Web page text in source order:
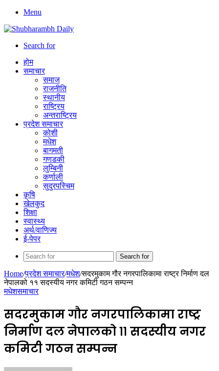
Menu
Search for
होम
समाचार
समाज
राजनीति
स्थानीय
राष्ट्रिय
अन्तराष्ट्रिय
प्रदेश समाचार
कोशी
मधेश
बागमती
गणडकी
लुम्बिनी
कर्णाली
सुदुरपस्चिम
कृषि
खेलकुद
शिक्षा
स्वास्थ्य
अर्थ/वाणिज्य
ई-पेपर
Search for
Home/प्रदेश समाचार/मधेश/सदरमुकाम गौर नगरपालिकामा राष्ट्र निर्माण दल
नेपालको ११ सदस्यीय नगर कमिटी गठन सम्पन्न
मधेशसमाचार
सदरमुकाम गौर नगरपालिकामा राष्ट्र
निर्माण दल नेपालको ११ सदस्यीय नगर
कमिटी गठन सम्पन्न